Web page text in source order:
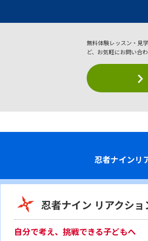
無料体験レッスン・見
ど、お気軽にお問い合
忍者ナインリ
忍者ナイン リアクショ
自分で考え、挑戦できる子どもへ